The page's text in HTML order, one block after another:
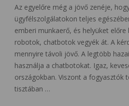
Az egyelőre még a jövő zenéje,
ügyfélszolgálatokon teljes
emberi munkaerő, és helyüket
robotok, chatbotok vegyék át. A
mennyire távoli jövő. A legtöbb
használja a chatbotokat. Igaz,
országokban. Viszont a fogyasztók
tisztában …